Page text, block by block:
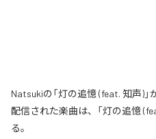
Natsukiの「灯の追憶 (feat. 知声)
配信された楽曲は、「灯の追憶
る。